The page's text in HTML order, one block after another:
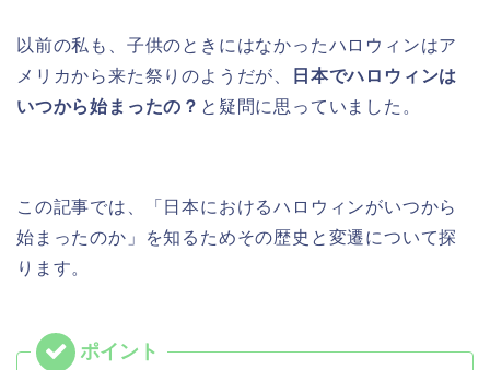
以前の私も、子供のときにはなかったハロウィンはア
メリカから来た祭りのようだが、
日本でハロウィンは
いつから始まったの？ と疑問に思っていました。
この記事では、「日本におけるハロウィンがいつから
始まったのか」を知るためその歴史と変遷について探
ります。